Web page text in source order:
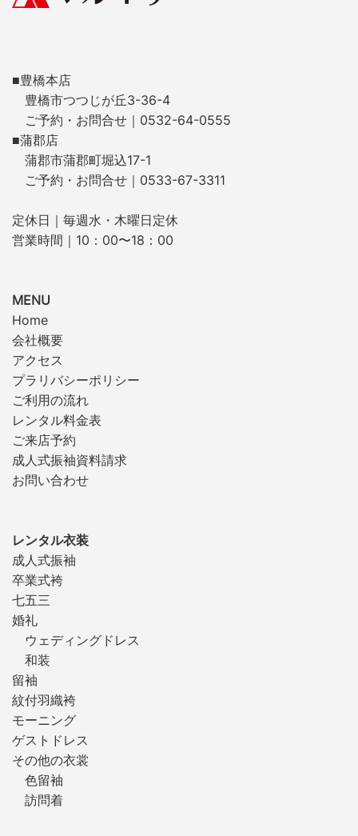
■豊橋本店
豊橋市つつじが丘3-36-4
ご予約・お問合せ｜0532-64-0555
■蒲郡店
蒲郡市蒲郡町堀込17-1
ご予約・お問合せ｜0533-67-3311
定休日｜毎週水・木曜日定休
営業時間｜10：00〜18：00
MENU
Home
会社概要
アクセス
プラリバシーポリシー
ご利用の流れ
レンタル料金表
ご来店予約
成人式振袖資料請求
お問い合わせ
レンタル衣装
成人式振袖
卒業式袴
七五三
婚礼
ウェディングドレス
和装
留袖
紋付羽織袴
モーニング
ゲストドレス
その他の衣裳
色留袖
訪問着